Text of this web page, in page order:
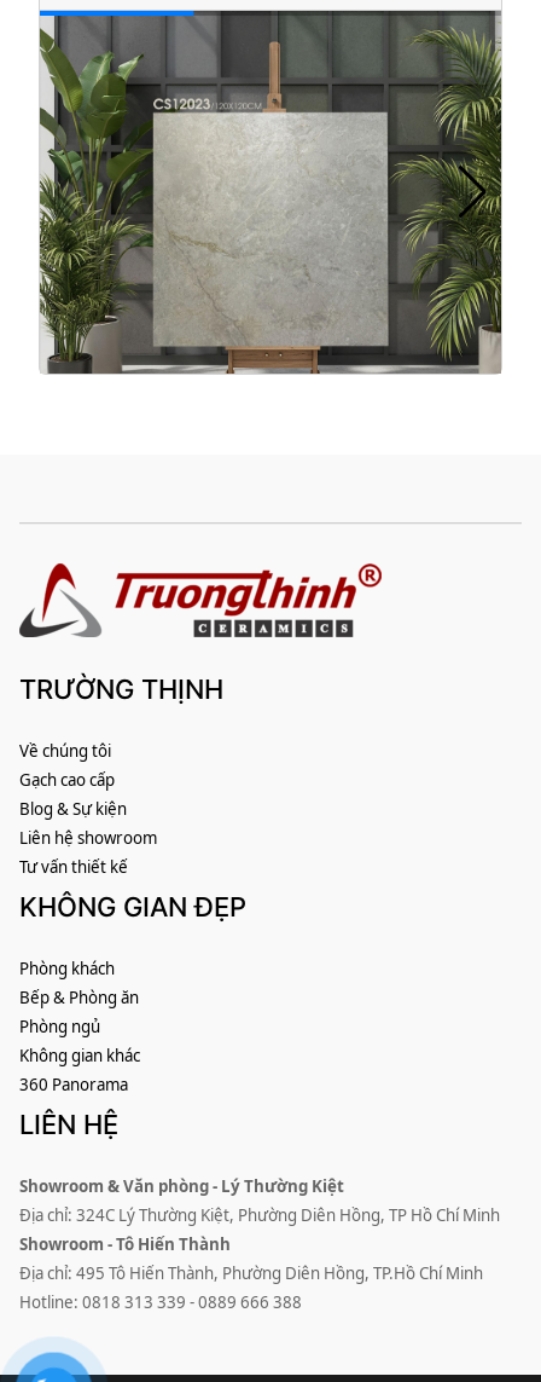
TRƯỜNG THỊNH
Về chúng tôi
Gạch cao cấp
Blog & Sự kiện
Liên hệ showroom
Tư vấn thiết kế
KHÔNG GIAN ĐẸP
Phòng khách
Bếp & Phòng ăn
Phòng ngủ
Không gian khác
360 Panorama
LIÊN HỆ
Showroom & Văn phòng - Lý Thường Kiệt
Địa chỉ: 324C Lý Thường Kiệt, Phường Diên Hồng, TP Hồ Chí Minh
Showroom - Tô Hiến Thành
Địa chỉ: 495 Tô Hiến Thành, Phường Diên Hồng, TP.Hồ Chí Minh
Hotline: 0818 313 339 - 0889 666 388